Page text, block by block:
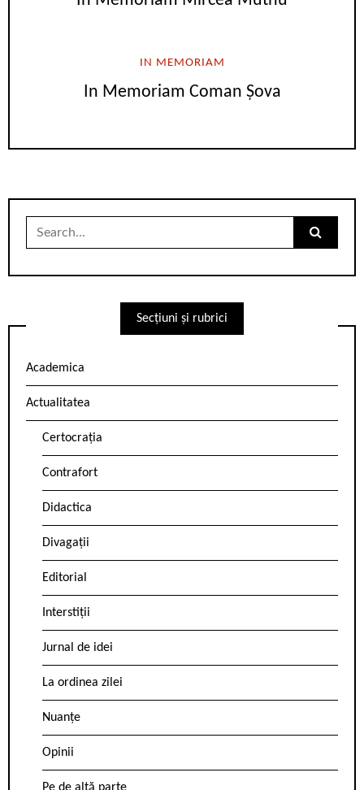
IN MEMORIAM
In Memoriam Coman Șova
Search
Secțiuni și rubrici
Academica
Actualitatea
Certocrația
Contrafort
Didactica
Divagații
Editorial
Interstiții
Jurnal de idei
La ordinea zilei
Nuanțe
Opinii